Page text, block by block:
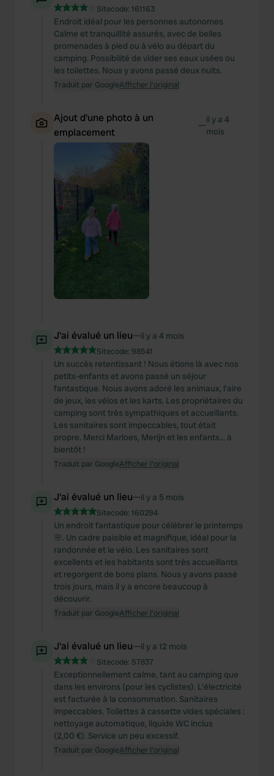
Sitecode: 161163
Endroit idéal pour les personnes autonomes.
Calme et tranquillité assurés, avec de belles
promenades à pied ou à vélo au départ du
camping. Possibilité de vider ses eaux usées ou
les toilettes. Nous y avons passé deux nuits.
Traduit par GoogleAfficher l'original
Ajout d'une photo à un
emplacement
—il y a 4
mois
J'ai évalué un lieu—il y a 4 mois
Sitecode: 98541
Un succès retentissant ! Nous étions là avec nos
petits-enfants et avons passé un séjour
fantastique. Nous avons adoré les animaux, l'aire
de jeux, les vélos et les karts. Les propriétaires du
camping sont très sympathiques et accueillants.
Les sanitaires sont impeccables, tout était
propre. Merci Marloes, Merijn et les enfants… à
bientôt !
Traduit par GoogleAfficher l'original
J'ai évalué un lieu—il y a 5 mois
Sitecode: 160294
Un endroit fantastique pour célébrer le printemps
🌸. Un cadre paisible et magnifique, idéal pour la
randonnée et le vélo. Les sanitaires sont
excellents et les habitants sont très accueillants
et regorgent de bons plans. Nous y avons passé
trois jours, mais il y a encore beaucoup à
découvrir.
Traduit par GoogleAfficher l'original
J'ai évalué un lieu—il y a 12 mois
Sitecode: 57837
Exceptionnellement calme, tant au camping que
dans les environs (pour les cyclistes). L'électricité
est facturée à la consommation. Sanitaires
impeccables. Toilettes à cassette vides spéciales :
nettoyage automatique, liquide WC inclus
(2,00 €). Service un peu excessif.
Traduit par GoogleAfficher l'original